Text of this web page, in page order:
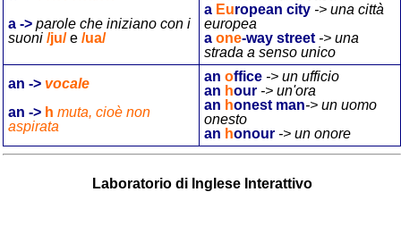
a -> parole che iniziano con i
suoni /ju/e /ua/
a European city -> una città
europea
a one-way street -> una
strada a senso unico
an -> vocale
an -> h muta, cioè non
aspirata
an office -> un ufficio
an hour -> un'ora
an honest man-> un uomo
onesto
an honour -> un onore
Laboratorio di Inglese Interattivo